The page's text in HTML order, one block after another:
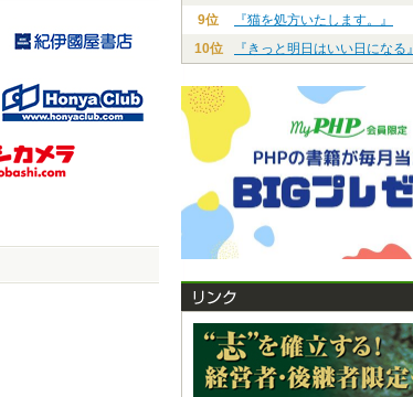
9位
『猫を処方いたします。』
10位
『きっと明日はいい日になる』